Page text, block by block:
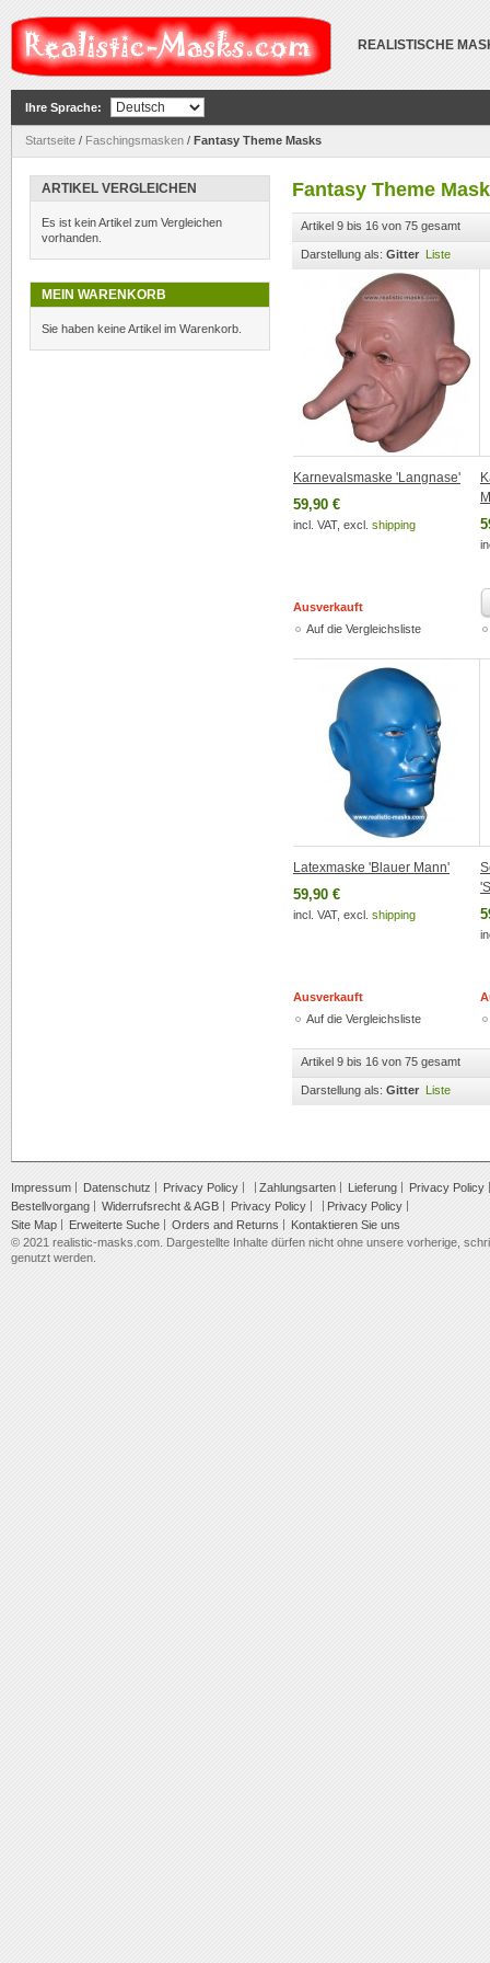
REALISTISCHE
Ihre Sprache:
Startseite / Faschingsmasken / Fantasy Theme Masks
Fantasy Theme
Artikel 9 bis 16 von 75 gesamt
Darstellung als: Gitter Liste
Karnevalsmaske 'Langnase'
59,90 €
incl. VAT, excl. shipping
Ausverkauft
Auf die Vergleichsliste
Latexmaske 'Blauer Mann'
59,90 €
incl. VAT, excl. shipping
Ausverkauft
Auf die Vergleichsliste
Artikel 9 bis 16 von 75 gesamt
Darstellung als: Gitter Liste
ARTIKEL VERGLEICHEN
Es ist kein Artikel zum Vergleichen
vorhanden.
MEIN WARENKORB
Sie haben keine Artikel im Warenkorb.
Impressum Datenschutz Privacy Policy Zahlungsarten Lieferung
Privacy Policy
Bestellvorgang
Widerrufsrecht & AGB Privacy Policy
Privacy Policy
Site Map
Erweiterte Suche Orders and Returns
Kontaktieren Sie uns
© 2021 realistic-masks.com. Dargestellte Inhalte dürfen nicht ohne unsere vorherige,
genutzt werden.